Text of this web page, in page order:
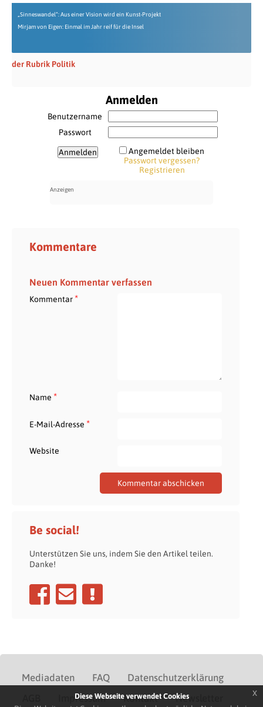
„Sinneswandel“: Aus einer Vision wird ein Kunst-Projekt
Mirjam von Eigen: Einmal im Jahr reif für die Insel
der Rubrik Politik
Anmelden
Benutzername
Passwort
Angemeldet bleiben
Passwort vergessen?
Registrieren
Kommentare
Neuen Kommentar verfassen
Kommentar*
Name *
E-Mail-Adresse *
Website
Be social!
Unterstützen Sie uns, indem Sie den Artikel teilen.
Danke!
Mediadaten FAQ
Datenschutzerklärung
Impressum Kontakt Newsletter
Diese Webseite verwendet Cookies
x